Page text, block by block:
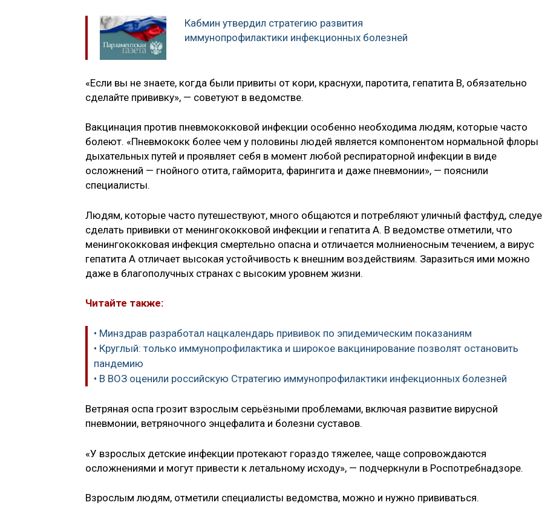
Кабмин утвердил стратегию развития
иммунопрофилактики инфекционных болезней
«Если вы не знаете, когда были привиты от кори, краснухи, паротита, гепатита В, обязательно
сделайте прививку», — советуют в ведомстве.
Вакцинация против пневмококковой инфекции особенно необходима людям, которые часто
болеют. «Пневмококк более чем у половины людей является компонентом нормальной флоры
дыхательных путей и проявляет себя в момент любой респираторной инфекции в виде
осложнений — гнойного отита, гайморита, фарингита и даже пневмонии», — пояснили
специалисты.
Людям, которые часто путешествуют, много общаются и потребляют уличный фастфуд,
сделать прививки от менингококковой инфекции и гепатита А. В ведомстве отметили, что
менингококковая инфекция смертельно опасна и отличается молниеносным течением, а вирус
гепатита А отличает высокая устойчивость к внешним воздействиям. Заразиться ими можно
даже в благополучных странах с высоким уровнем жизни.
Читайте также:
• Минздрав разработал нацкалендарь прививок по эпидемическим показаниям
• Круглый: только иммунопрофилактика и широкое вакцинирование позволят остановить
пандемию
• В ВОЗ оценили российскую Стратегию иммунопрофилактики инфекционных болезней
Ветряная оспа грозит взрослым серьёзными проблемами, включая развитие вирусной
пневмонии, ветряночного энцефалита и болезни суставов.
«У взрослых детские инфекции протекают гораздо тяжелее, чаще сопровождаются
осложнениями и могут привести к летальному исходу», — подчеркнули в Роспотребнадзоре.
Взрослым людям, отметили специалисты ведомства, можно и нужно прививаться.